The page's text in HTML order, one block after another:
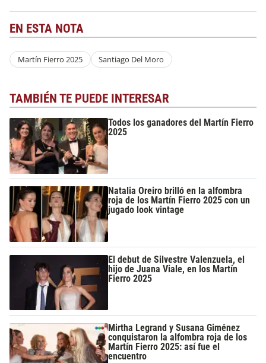
EN ESTA NOTA
Martín Fierro 2025 Santiago Del Moro
TAMBIÉN TE PUEDE INTERESAR
Todos los ganadores del Martín Fierro
2025
Natalia Oreiro brilló en la alfombra
roja de los Martín Fierro 2025 con un
jugado look vintage
El debut de Silvestre Valenzuela, el
hijo de Juana Viale, en los Martín
Fierro 2025
Mirtha Legrand y Susana Giménez
conquistaron la alfombra roja de los
Martín Fierro 2025: así fue el
encuentro